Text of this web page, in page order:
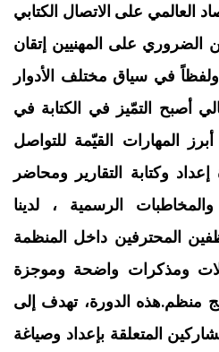
العالمي على الاتصال الكتابي
على المهنيين إتقان
ولفظاً في سياق مختلف الأدوار
أصبح التمّيز في الكتابة في
المهارات القيّمة للتواصل
وكتابة التقارير ومحاضر
الرسمية ، لدينا
المحترفين داخل المنظمة
ومذكرات واضحة وموجزة
منظم.‏هذه الدورة، تهدف إلى
المتعلقة بإعداد وصياغة